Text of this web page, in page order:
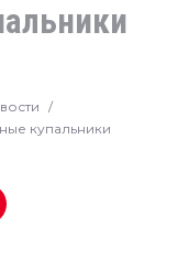
/
купальники